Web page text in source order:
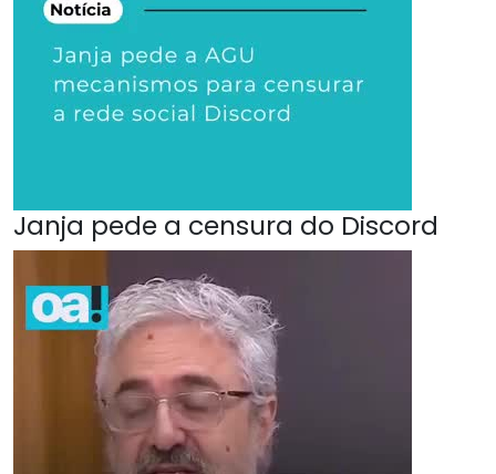
Janja pede a censura do Discord